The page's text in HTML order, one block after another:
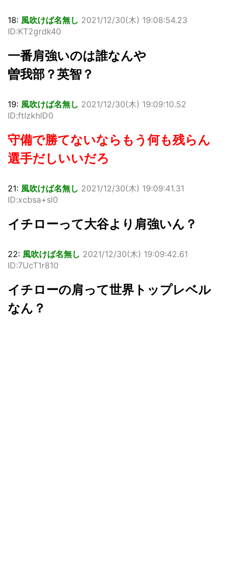
18: 風吹けば名無し 2021/12/30(木) 19:08:54.23
ID:KT2grdk40
一番肩強いのは誰なんや
曽我部？英智？
19: 風吹けば名無し 2021/12/30(木) 19:09:10.52
ID:ftIzkhID0
守備で勝てないならもう何も残らん
選手だしいいだろ
21: 風吹けば名無し 2021/12/30(木) 19:09:41.31
ID:xcbsa+sl0
イチローって大谷より肩強いん？
22: 風吹けば名無し 2021/12/30(木) 19:09:42.61
ID:7UcT1r810
イチローの肩って世界トップレベル
なん？